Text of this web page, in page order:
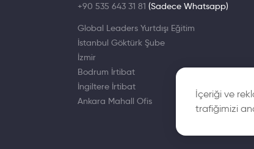
İçeriği ve
trafiğimizi
bilimi,
veya
gerekli
+90 535 643 31 81 (Sadece Whatsapp)
Global Leaders Yurtdışı Eğitim
İstanbul Göktürk Şube
İzmir
Bodrum İrtibat
İngiltere İrtibat
Ankara Mahall Ofis